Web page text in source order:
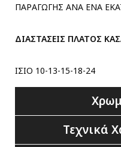
ΠΑΡΑΓΩΓΗΣ ΑΝΑ ΕΝΑ
ΔΙΑΣΤΑΣΕΙΣ ΠΛΑΤΟΣ
ΙΣΙΟ 10-13-15-18-24
Τεχνικά